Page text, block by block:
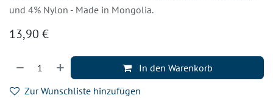
und 4% Nylon - Made in Mongolia.
13,90 €
In den Warenkorb
Zur Wunschliste hinzufügen